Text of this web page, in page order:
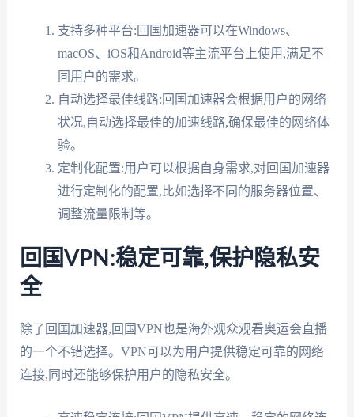
支持多种平台:回国加速器可以在Windows、
macOS、iOS和Android等主流平台上使用,满足不
同用户的需求。
自动选择最佳线路:回国加速器会根据用户的网络
状况,自动选择最佳的加速线路,确保最佳的网络体
验。
定制化配置:用户可以根据自身需求,对回国加速器
进行定制化的配置,比如选择不同的服务器位置、
调整流量限制等。
回国VPN:稳定可靠,保护隐私安
全
除了回国加速器,回国VPN也是海外观众观看奥运会直播
的一个不错选择。VPN可以为用户提供稳定可靠的网络
连接,同时还能够保护用户的隐私安全。